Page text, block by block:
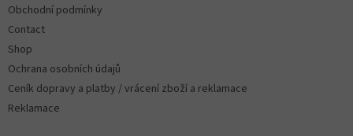
Obchodní podmínky
Contact
Shop
Ochrana osobních údajů
Ceník dopravy a platby / vrácení zboží a reklamace
Reklamace